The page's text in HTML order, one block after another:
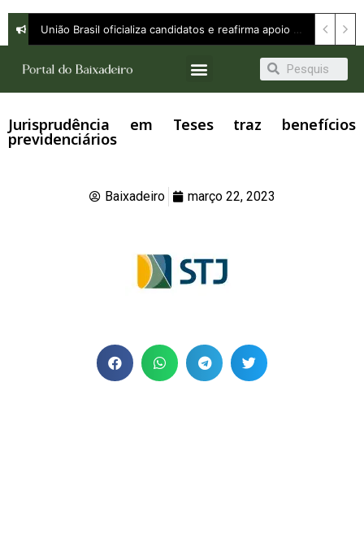
Jurisprudência em Teses traz benefícios
previdenciários
Baixadeiro março 22, 2023